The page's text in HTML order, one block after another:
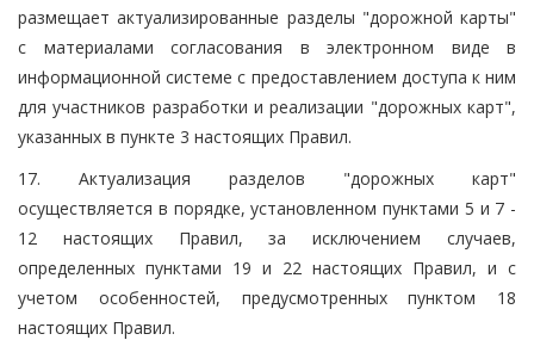
размещает актуализированные разделы "дорожной карты"
с материалами согласования в электронном виде в
информационной системе с предоставлением доступа к ним
для участников разработки и реализации "дорожных карт",
указанных в пункте 3 настоящих Правил.
17. Актуализация разделов "дорожных карт"
осуществляется в порядке, установленном пунктами 5 и 7 -
12 настоящих Правил, за исключением случаев,
определенных пунктами 19 и 22 настоящих Правил, и с
учетом особенностей, предусмотренных пунктом 18
настоящих Правил.